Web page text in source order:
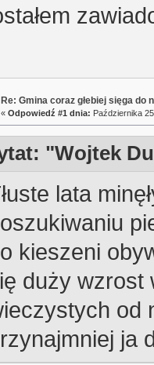
Re: Gmina coraz głebiej sięga do
« Odpowiedź #1 dnia: Października
"Wojtek
lata
kieszeni
duży wzrost
od
ja